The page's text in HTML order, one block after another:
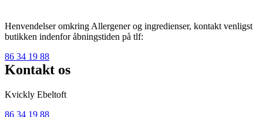
Henvendelser omkring Allergener og ingredienser, kontakt venligst
butikken indenfor åbningstiden på tlf:
86 34 19 88
Kontakt os
Kvickly Ebeltoft
86 34 19 88